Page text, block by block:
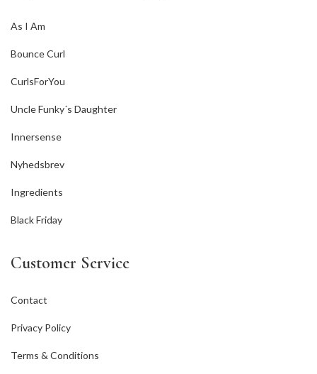
As I Am
Bounce Curl
CurlsForYou
Uncle Funky´s Daughter
Innersense
Nyhedsbrev
Ingredients
Black Friday
Customer Service
Contact
Privacy Policy
Terms & Conditions